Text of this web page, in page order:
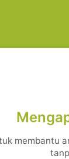
membantu